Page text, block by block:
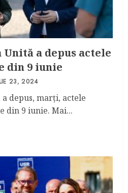
a depus actele
din 9 iunie
23, 2024
depus, marți, actele
din 9 iunie. Mai...